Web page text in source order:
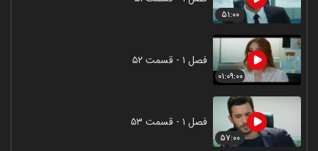
۵۱:۰۰
۰۱:۰۹:۰۰
فصل ۱ - قسمت ۵۲
۵۷:۰۰
فصل ۱ - قسمت ۵۳